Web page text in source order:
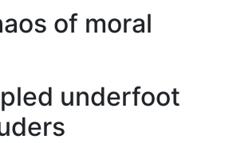
of moral
underfoot